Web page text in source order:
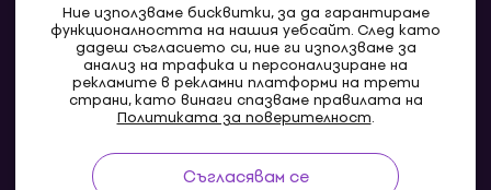
Ние използваме бисквитки, за да гарантираме
функционалността на нашия уебсайт. След като
дадеш съгласието си, ние ги използваме за
анализ на трафика и персонализиране на
рекламите в рекламни платформи на трети
страни, като винаги спазваме правилата на
Политиката за поверителност.
Съгласявам се
BG